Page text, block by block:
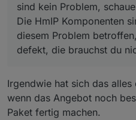
sind kein Problem,
Die HmIP Komponenten
diesem Problem
defekt, die brauchst du
Irgendwie hat sich das
wenn das Angebot noch
Paket fertig machen.